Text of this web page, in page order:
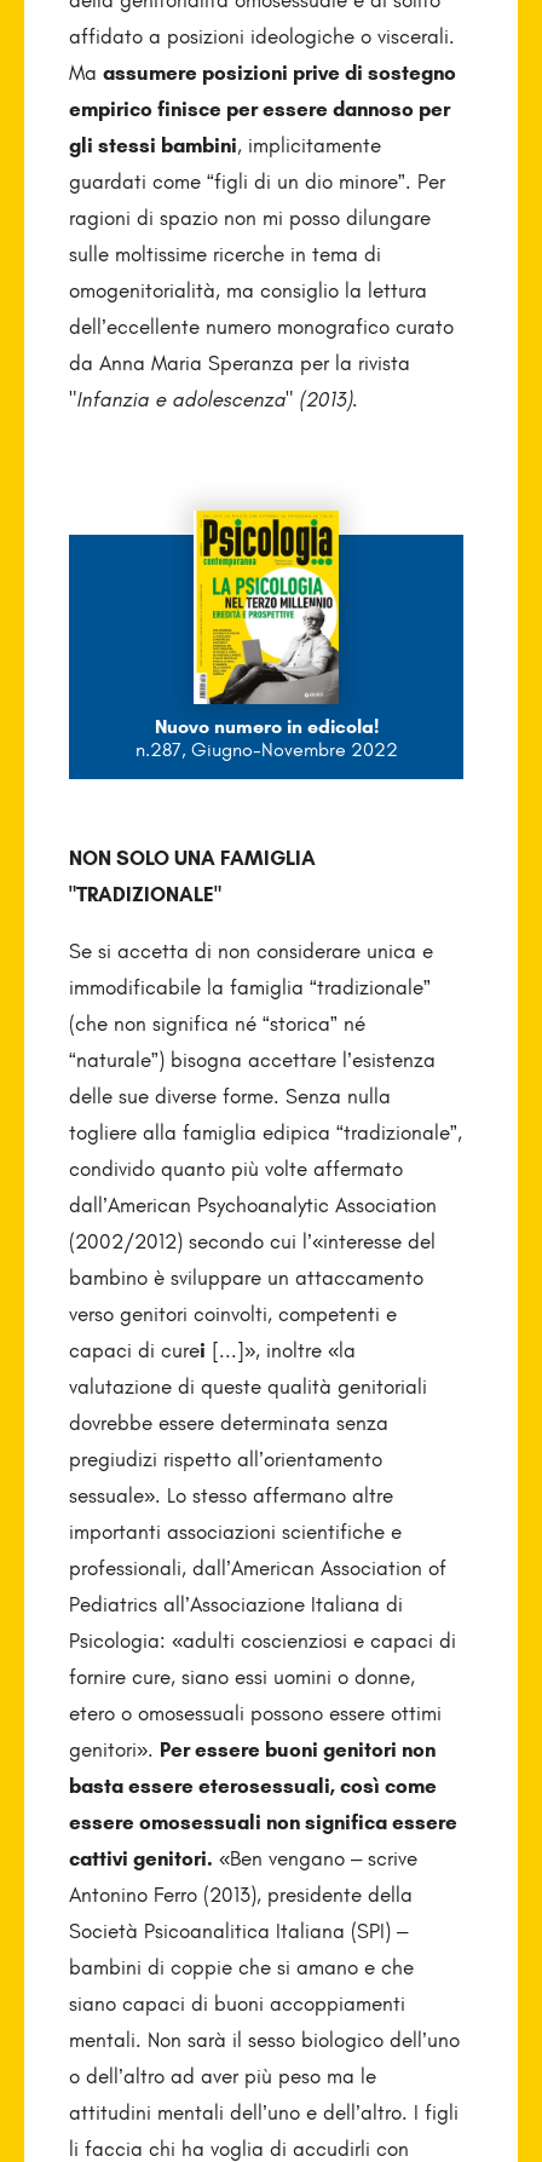
affidato a posizioni ideologiche o viscerali.
Ma assumere posizioni prive di sostegno
empirico finisce per essere dannoso per
gli stessi bambini, implicitamente
guardati come “figli di un dio minore”. Per
ragioni di spazio non mi posso dilungare
sulle moltissime ricerche in tema di
omogenitorialità, ma consiglio la lettura
dell’eccellente numero monografico curato
da Anna Maria Speranza per la rivista
"Infanzia e adolescenza" (2013).
Nuovo numero in edicola!
n.287, Giugno-Novembre 2022
NON SOLO UNA FAMIGLIA
"TRADIZIONALE"
Se si accetta di non considerare unica e
immodificabile la famiglia “tradizionale”
(che non significa né “storica” né
“naturale”) bisogna accettare l’esistenza
delle sue diverse forme. Senza nulla
togliere alla famiglia edipica “tradizionale”,
condivido quanto più volte affermato
dall’American Psychoanalytic Association
(2002/2012) secondo cui l’«interesse del
bambino è sviluppare un attaccamento
verso genitori coinvolti, competenti e
capaci di curei [...]», inoltre «la
valutazione di queste qualità genitoriali
dovrebbe essere determinata senza
pregiudizi rispetto all’orientamento
sessuale». Lo stesso affermano altre
importanti associazioni scientifiche e
professionali, dall’American Association of
Pediatrics all’Associazione Italiana di
Psicologia: «adulti coscienziosi e capaci di
fornire cure, siano essi uomini o donne,
etero o omosessuali possono essere ottimi
genitori». Per essere buoni genitori non
basta essere eterosessuali, così come
essere omosessuali non significa essere
cattivi genitori. «Ben vengano – scrive
Antonino Ferro (2013), presidente della
Società Psicoanalitica Italiana (SPI) –
bambini di coppie che si amano e che
siano capaci di buoni accoppiamenti
mentali. Non sarà il sesso biologico dell’uno
o dell’altro ad aver più peso ma le
attitudini mentali dell’uno e dell’altro. I figli
li faccia chi ha voglia di accudirli con